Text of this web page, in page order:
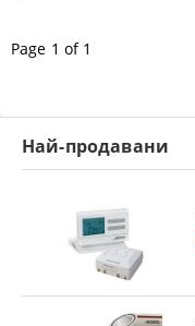
Page 1 of 1
Най-продавани